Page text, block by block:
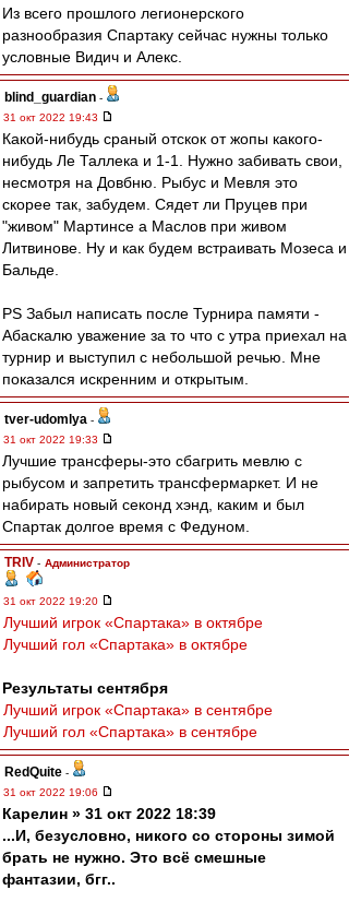
Из всего прошлого легионерского
разнообразия Спартаку сейчас нужны только
условные Видич и Алекс.
blind_guardian -
31 окт 2022 19:43
Какой-нибудь сраный отскок от жопы какого-
нибудь Ле Таллека и 1-1. Нужно забивать свои,
несмотря на Довбню. Рыбус и Мевля это
скорее так, забудем. Сядет ли Пруцев при
"живом" Мартинсе а Маслов при живом
Литвинове. Ну и как будем встраивать Мозеса и
Бальде.
PS Забыл написать после Турнира памяти -
Абаскалю уважение за то что с утра приехал на
турнир и выступил с небольшой речью. Мне
показался искренним и открытым.
tver-udomlya -
31 окт 2022 19:33
Лучшие трансферы-это сбагрить мевлю с
рыбусом и запретить трансфермаркет. И не
набирать новый секонд хэнд, каким и был
Спартак долгое время с Федуном.
TRIV - Администратор
31 окт 2022 19:20
Лучший игрок «Спартака» в октябре
Лучший гол «Спартака» в октябре
Результаты сентября
Лучший игрок «Спартака» в сентябре
Лучший гол «Спартака» в сентябре
RedQuite -
31 окт 2022 19:06
Карелин » 31 окт 2022 18:39
...И, безусловно, никого со стороны зимой
брать не нужно. Это всё смешные
фантазии, бгг..